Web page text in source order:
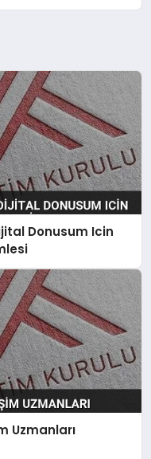
Donusum Icin
Uzmanları